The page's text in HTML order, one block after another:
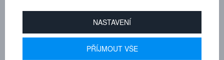
Průměr frézy - d1 25
Pracovní délka - l2 24.5
NASTAVENÍ
PŘÍJMOUT VŠE